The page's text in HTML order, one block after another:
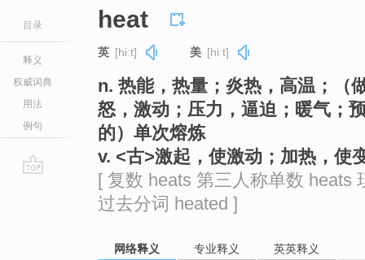
目录
释义
权威词典
用法
例句
heat
英 [hiːt] 美 [hiːt]
n. 热能，热量；炎热，高温；（
怒，激动；压力，逼迫；暖气；
的）单次熔炼
v. <古>激起，使激动；加热，使
[ 复数 heats 第三人称单数 heats
过去分词 heated ]
网络释义 专业释义 英英释义